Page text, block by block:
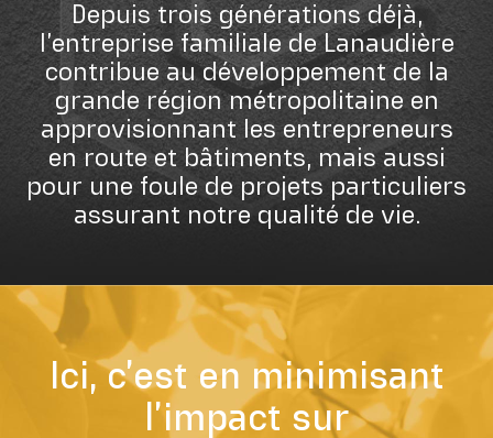
Depuis trois générations déjà,
l’entreprise familiale de Lanaudière
contribue au développement de la
grande région métropolitaine en
approvisionnant les entrepreneurs
en route et bâtiments, mais aussi
pour une foule de projets particuliers
assurant notre qualité de vie.
Ici, c’est en minimisant
l’impact sur